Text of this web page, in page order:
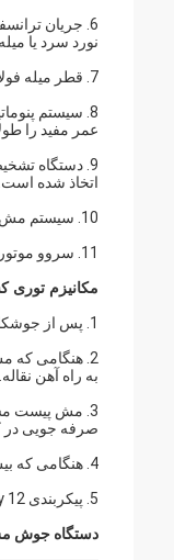
6. جریان
نورد سرد یا
7. قطر میله فولادی جوش داده شده φ 6 ~ φ 12 میلی متر است و سرعت جوش 45-65 بار در دقیقه است.
8. سیستم
عمر مفید را
9. دستگاه
اتخاذ شده است.
10. سیستم مش کشش CNC از حالت کنترل درایو سروو پیشرفته بین المللی استفاده می کند.
11. سروو موتور و کنترلر سروو دیجیتال مارک معروف ژاپنی را بپذیرید، فاصله میله های عرضی را می توان خودسرانه تنظیم کرد و اندازه دقیق است.
مکانیزم توری
1. پس از جوشکاری، دستکاری خودکار تمام قطعات مش را بیرون می کشد.(نیازی به کشیدن مش به صورت دستی نیست)
2. هنگامی که مش کشیده شده در جای خود روی صفحه فلیپ تشخیص داده شد، صفحه فلیپ به طور خودکار پایین می آید و مش به طور خودکار می افتد.
به راه آهن نقاله.
3. مش پیست
صرفه جویی در
4. هنگامی که بیش از یک مش در مسیر مسابقه وجود دارد، می تواند به طور خودکار مش را به هم فشار دهد و مش را در انبوهی بیرون بیاورد.
5. پیکربندی Raceway 12 متر است، طولانی ترین محصول نهایی مش 6 متر است.(الزامات خاص را می توان سفارشی کرد)
دستگاه جوش